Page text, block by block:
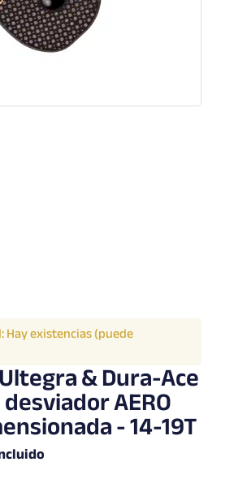
Hay existencias (puede
& Dura-Ace
AERO
- 14-19T